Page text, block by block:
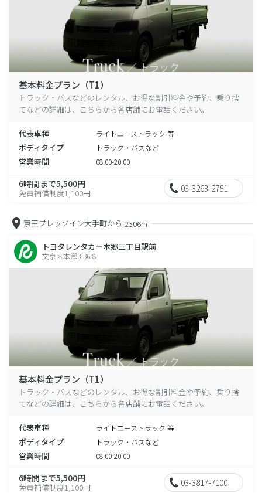
基本料金プラン（T1）
トラック・バスなどのレンタル、お得な割引料金や予約、乗り捨
てなどの詳細は、こちらから各店舗にお電話ください。
代表車種 ライトエーストラック 等
ボディタイプ トラック・バスなど
営業時間 08:00-20:00
6時間まで5,500円
免責補償制度1,100円 03-3263-2781
京王プレッソイン大手町から 2306m
トヨタレンタカー本郷三丁目駅前
文京区本郷3-36-8
基本料金プラン（T1）
トラック・バスなどのレンタル、お得な割引料金や予約、乗り捨
てなどの詳細は、こちらから各店舗にお電話ください。
代表車種 ライトエーストラック 等
ボディタイプ トラック・バスなど
営業時間 08:00-20:00
6時間まで5,500円
免責補償制度1,100円 03-3817-7100